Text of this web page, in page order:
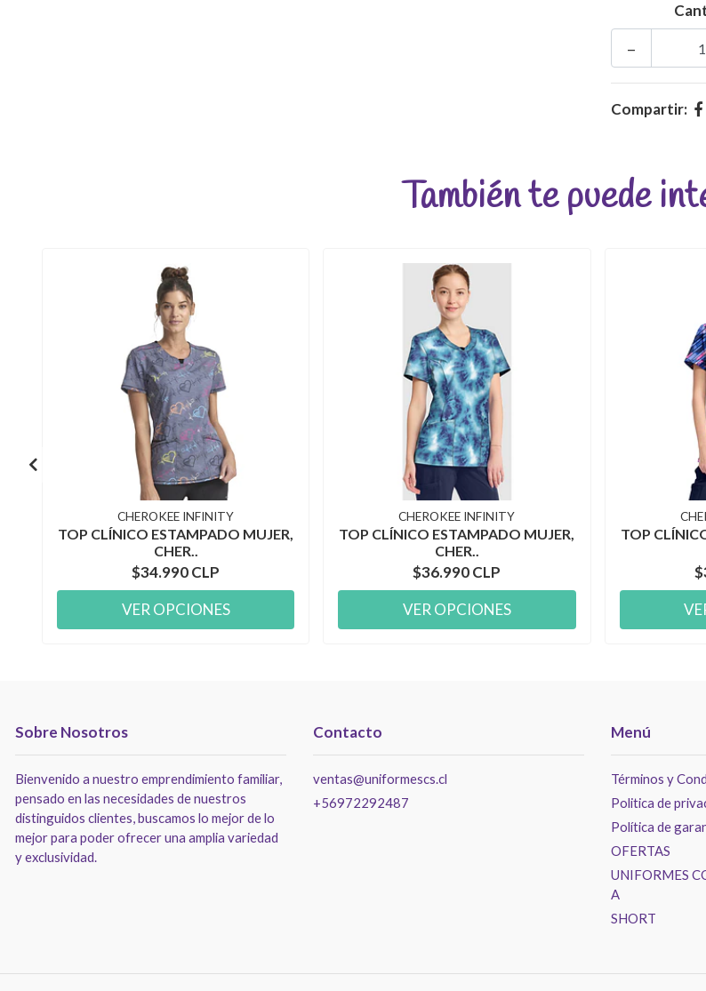
-
Compartir:
También te puede
CHEROKEE INFINITY
TOP CLÍNICO ESTAMPADO MUJER,
CHER..
$34.990 CLP
VER OPCIONES
CHEROKEE INFINITY
TOP CLÍNICO ESTAMPADO MUJER,
CHER..
$36.990 CLP
VER OPCIONES
TOP
Sobre Nosotros
Bienvenido a nuestro emprendimiento familiar,
pensado en las necesidades de nuestros
distinguidos clientes, buscamos lo mejor de lo
mejor para poder ofrecer una amplia variedad
y exclusividad.
Contacto
ventas@uniformescs.cl
+56972292487
Menú
Términos y
Politica de
Política de
OFERTAS
UNIFORMES
A
SHORT